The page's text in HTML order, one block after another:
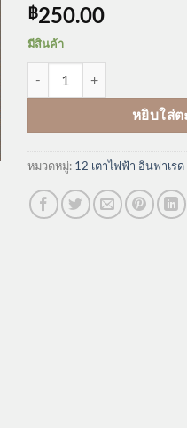
฿250.00
มีสินค้า
หยิบใส่ต
หมวดหมู่: 12 เตาไฟฟ้า อินฟาเร